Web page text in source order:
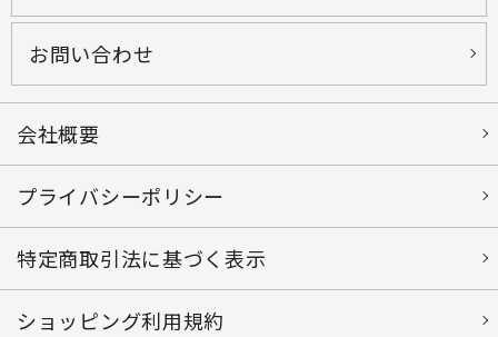
お問い合わせ
会社概要
プライバシーポリシー
特定商取引法に基づく表示
ショッピング利用規約